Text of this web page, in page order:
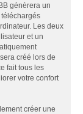
génèrera un
Les deux
et un
créé lors de
fait tous les
votre confort
créer une